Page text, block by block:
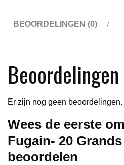
BEOORDELINGEN (0)
Beoordelingen
Er zijn nog geen beoordelingen.
Wees de eerste
Fugain- 20
beoordelen